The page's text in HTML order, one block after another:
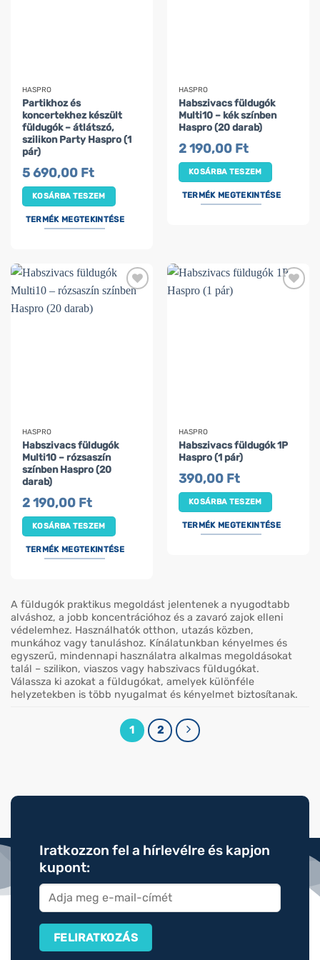
HASPRO
Partikhoz és
koncertekhez készült
füldugók – átlátszó,
szilikon Party Haspro (1
pár)
5 690,00 Ft
KOSÁRBA TESZEM
TERMÉK MEGTEKINTÉSE
HASPRO
Habszivacs füldugók
Multi10 – kék színben
Haspro (20 darab)
2 190,00 Ft
KOSÁRBA TESZEM
TERMÉK MEGTEKINTÉSE
HASPRO
Habszivacs füldugók
Multi10 – rózsaszín
színben Haspro (20
darab)
2 190,00 Ft
KOSÁRBA TESZEM
TERMÉK MEGTEKINTÉSE
HASPRO
Habszivacs füldugók 1P
Haspro (1 pár)
390,00 Ft
KOSÁRBA TESZEM
TERMÉK MEGTEKINTÉSE
A füldugók praktikus megoldást jelentenek a nyugodtabb
alváshoz, a jobb koncentrációhoz és a zavaró zajok elleni
védelemhez. Használhatók otthon, utazás közben,
munkához vagy tanuláshoz. Kínálatunkban kényelmes és
egyszerű, mindennapi használatra alkalmas megoldásokat
talál – szilikon, viaszos vagy habszivacs füldugókat.
Válassza ki azokat a füldugókat, amelyek különféle
helyzetekben is több nyugalmat és kényelmet biztosítanak.
1 2
Iratkozzon fel a hírlevélre és kapjon
kupont: